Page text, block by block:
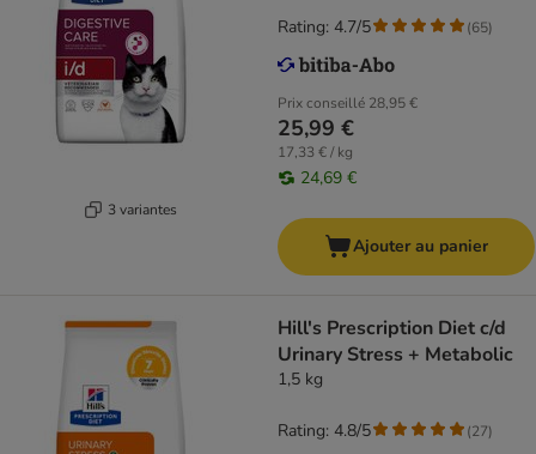
3 variantes
Prix conseillé 28,95 €
25,99 €
17,33 € / kg
24,69 €
Rating: 4.7/5 (65)
Ajouter au panier
Hill's Prescription Diet c/d
Urinary Stress + Metabolic
1,5 kg
Rating: 4.8/5 (27)